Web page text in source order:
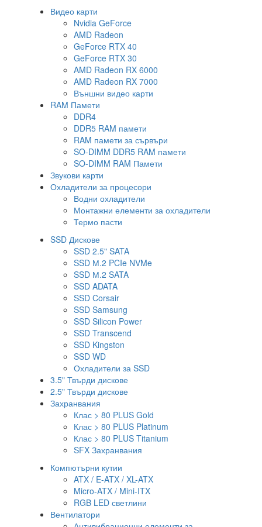
Видео карти
Nvidia GeForce
AMD Radeon
GeForce RTX 40
GeForce RTX 30
AMD Radeon RX 6000
AMD Radeon RX 7000
Външни видео карти
RAM Памети
DDR4
DDR5 RAM памети
RAM памети за сървъри
SO-DIMM DDR5 RAM памети
SO-DIMM RAM Памети
Звукови карти
Охладители за процесори
Водни охладители
Монтажни елементи за охладители
Термо пасти
SSD Дискове
SSD 2.5" SATA
SSD М.2 PCIe NVMe
SSD М.2 SATA
SSD ADATA
SSD Corsair
SSD Samsung
SSD Silicon Power
SSD Transcend
SSD Kingston
SSD WD
Охладители за SSD
3.5" Твърди дискове
2.5" Твърди дискове
Захранвания
Клас > 80 PLUS Gold
Клас > 80 PLUS Platinum
Клас > 80 PLUS Titanium
SFX Захранвания
Компютърни кутии
ATX / E-ATX / XL-ATX
Micro-ATX / Mini-ITX
RGB LED светлини
Вентилатори